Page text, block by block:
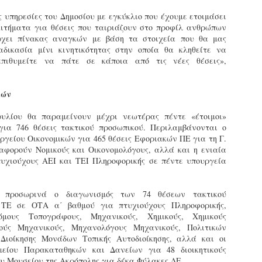
του Δημοσίου με εγκύκλιο που έχουμε ετοιμάσει
για θέσεις που ταιριάζουν στο προφίλ ανθρώπων
πίνακας αναγκών με βάση τα στοιχεία που θα μας
μίνι κινητικότητας στην οποία θα κληθείτε να
να πάτε σε κάποια από τις νέες θέσεις»,
θα παραμείνουν μέχρι νεωτέρας πέντε «έτοιμοι»
746 θέσεις τακτικού προσωπικού. Περιλαμβάνονται ο
Οικονομικών για 465 θέσεις Εφοριακών ΠΕ για τη Γ.
Νομικούς και Οικονομολόγους, αλλά και η ενιαία
ΑΕΙ και ΤΕΙ Πληροφορικής σε πέντε υπουργεία
προσωρινά ο διαγωνισμός των 74 θέσεων τακτικού
σε ΟΤΑ α΄ βαθμού για πτυχιούχους Πληροφορικής,
Τοπογράφους, Μηχανικούς, Χημικούς, Χημικούς
Μηχανικούς, Μηχανολόγους Μηχανικούς, Πολιτικών
Μονάδων Τοπικής Αυτοδιοίκησης, αλλά και οι
Παρακαταθηκών και Δανείων για 48 διοικητικούς
σύμφωνα με τις διατάξεις του
Ν. 4830/2021.
έντονα στην παρουσία των
ελεγκτών, με αποτέλεσμα να
δημιουργηθεί ένταση στο
σημείο.
κατά 1,36% τις θέσεις στάθμευσης για άτομα με
Δεκαεπτά εγκαταλελειμμένα οχήματα
μέσα σε τρεις μήνες από τους δρόμους.
σταθερά βήματα και προσήλωση στο όραμα για μια πόλη
ανθρώπινη, λειτουργική και δίκαιη, ο Δήμος Σερρών
παράνομες κοπές δέντρων στην περιοχή Καλλιθέα
Αστυνομία και Τμήμα Πρασίνου του Δήμου Σερρών
από καταγγελία εντόπισαν άνδρα να κόβει παράνομα
στην Καλλιθέα
αποφασιστικότητα και άμεσα αντανακλαστικά
σε περιστατικό καταστροφής αστικού πρασίνου.
την Τρίτη 7 Απριλίου 2026, μετά από αξιοποίηση
καταγγελίας, πραγματοποιήθηκε συντονισμένη
από το Τμήμα Δημοτικής Αστυνομίας σε συνεργασία
το Τμήμα Πρασίνου του Δήμου Σερρών.
29
Εγκύκλιος ΥΠ.ΕΣ. με θέμα: «Παροχή οδηγιών
αναφορικά με το πρόγραμμα εισαγωγικής
εκπαίδευσης των διορισθέντος Δημοτικών
Αστυνομικών της προκήρυξης 1K/2024» - Στα